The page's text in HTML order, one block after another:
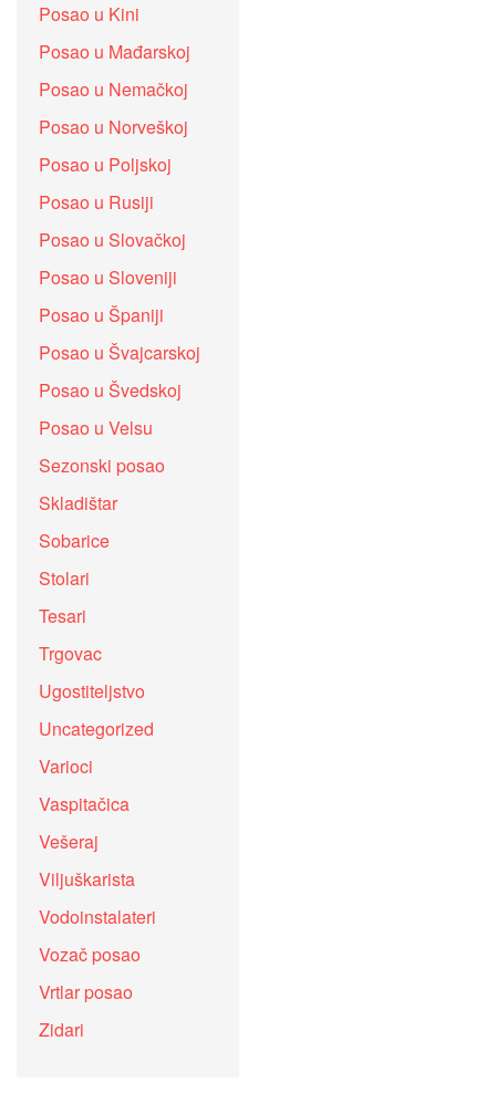
Posao u Kini
Posao u Mađarskoj
Posao u Nemačkoj
Posao u Norveškoj
Posao u Poljskoj
Posao u Rusiji
Posao u Slovačkoj
Posao u Sloveniji
Posao u Španiji
Posao u Švajcarskoj
Posao u Švedskoj
Posao u Velsu
Sezonski posao
Skladištar
Sobarice
Stolari
Tesari
Trgovac
Ugostiteljstvo
Uncategorized
Varioci
Vaspitačica
Vešeraj
Viljuškarista
Vodoinstalateri
Vozač posao
Vrtlar posao
Zidari